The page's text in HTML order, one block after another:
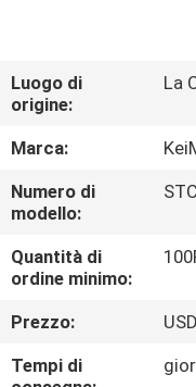
GIRO
DELLA
FABBRICA
CONTROLLO
DI
QUALITÀ
Luogo di
origine:
La
Marca:
Numero di
modello:
Quantità di
ordine minimo:
Prezzo:
Tempi di